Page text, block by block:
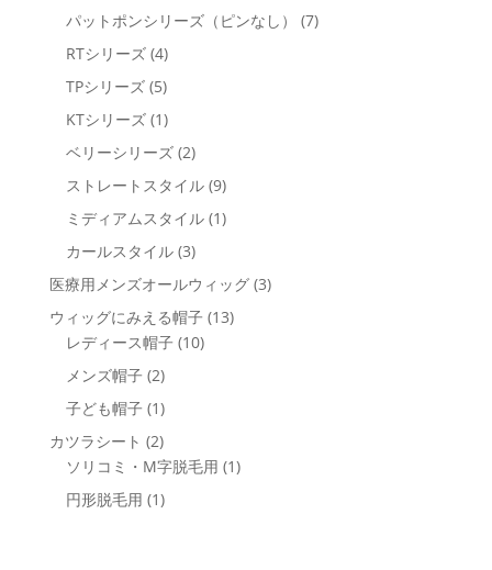
品
の
個
商
品
パットポンシリーズ（ピンなし） 77
RTシリーズ 44
個
商
品
TPシリーズ 55
個
商
品
KTシリーズ 11
個
商
品
ベリーシリーズ 22
個
商
品
ストレートスタイル 99
個
品
ミディアムスタイル 11
商
品
カールスタイル 33
個
商
品
医療用メンズオールウィッグ 33
ウィッグにみえる帽子 1313
レディース帽子 1010
メンズ帽子 22
個
商
品
子ども帽子 11
個
の
品
カツラシート 22
個
の
ソリコミ・M字脱毛用 11
円形脱毛用 11